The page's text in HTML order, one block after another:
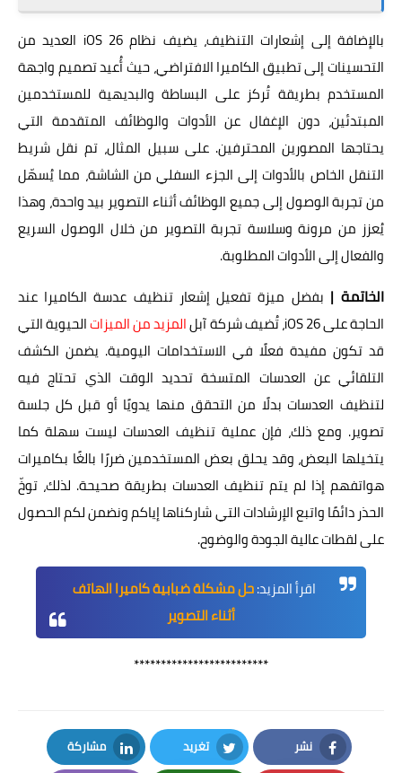
بالإضافة إلى إشعارات التنظيف، يضيف نظام iOS 26 العديد من
التحسينات إلى تطبيق الكاميرا الافتراضي، حيث أُعيد تصميم واجهة
المستخدم بطريقة تُركز على البساطة والبديهية للمستخدمين
المبتدئين، دون الإغفال عن الأدوات والوظائف المتقدمة التي
يحتاجها المصورين المحترفين. على سبيل المثال، تم نقل شريط
التنقل الخاص بالأدوات إلى الجزء السفلي من الشاشة، مما يُسهّل
من تجربة الوصول إلى جميع الوظائف أثناء التصوير بيد واحدة، وهذا
يُعزز من مرونة وسلاسة تجربة التصوير من خلال الوصول السريع
والفعال إلى الأدوات المطلوبة.
الخاتمة | بفضل ميزة تفعيل إشعار تنظيف عدسة الكاميرا عند
الحاجة على iOS 26، تُضيف شركة آبل
المزيد من الميزاتالحيوية التي
قد تكون مفيدة فعلًا في الاستخدامات اليومية. يضمن الكشف
التلقائي عن العدسات المتسخة تحديد الوقت الذي تحتاج فيه
لتنظيف العدسات بدلًا من التحقق منها يدويًا أو قبل كل جلسة
تصوير. ومع ذلك، فإن عملية تنظيف العدسات ليست سهلة كما
يتخيلها البعض، وقد يحلق بعض المستخدمين ضررًا بالغًا بكاميرات
هواتفهم إذا لم يتم تنظيف العدسات بطريقة صحيحة. لذلك، توخّ
الحذر دائمًا واتبع الإرشادات التي شاركناها إياكم ونضمن لكم الحصول
على لقطات عالية الجودة والوضوح.
اقرأ المزيد:حل مشكلة ضبابية كاميرا الهاتف
أثناء التصوير
*************************
نشر تغريد مشاركة